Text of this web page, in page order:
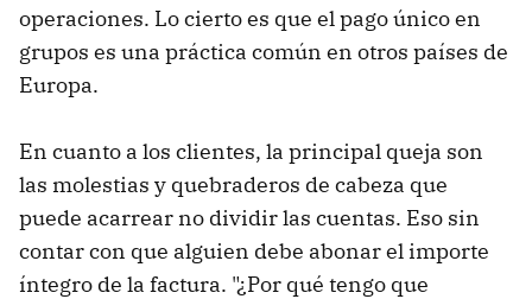
operaciones. Lo cierto es que el pago único en
grupos es una práctica común en otros países de
Europa.
En cuanto a los clientes, la principal queja son
las molestias y quebraderos de cabeza que
puede acarrear no dividir las cuentas. Eso sin
contar con que alguien debe abonar el importe
íntegro de la factura. "¿Por qué tengo que